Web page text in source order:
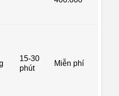
15-30
phút
Miễn phí